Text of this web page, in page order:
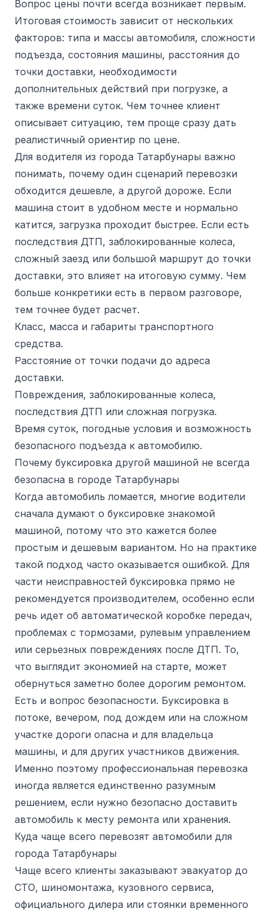
Вопрос цены почти всегда возникает первым.
Итоговая стоимость зависит от нескольких
факторов: типа и массы автомобиля, сложности
подъезда, состояния машины, расстояния до
точки доставки, необходимости
дополнительных действий при погрузке, а
также времени суток. Чем точнее клиент
описывает ситуацию, тем проще сразу дать
реалистичный ориентир по цене.
Для водителя из города Татарбунары важно
понимать, почему один сценарий перевозки
обходится дешевле, а другой дороже. Если
машина стоит в удобном месте и нормально
катится, загрузка проходит быстрее. Если есть
последствия ДТП, заблокированные колеса,
сложный заезд или большой маршрут до точки
доставки, это влияет на итоговую сумму. Чем
больше конкретики есть в первом разговоре,
тем точнее будет расчет.
Класс, масса и габариты транспортного
средства.
Расстояние от точки подачи до адреса
доставки.
Повреждения, заблокированные колеса,
последствия ДТП или сложная погрузка.
Время суток, погодные условия и возможность
безопасного подъезда к автомобилю.
Почему буксировка другой машиной не всегда
безопасна в городе Татарбунары
Когда автомобиль ломается, многие водители
сначала думают о буксировке знакомой
машиной, потому что это кажется более
простым и дешевым вариантом. Но на практике
такой подход часто оказывается ошибкой. Для
части неисправностей буксировка прямо не
рекомендуется производителем, особенно если
речь идет об автоматической коробке передач,
проблемах с тормозами, рулевым управлением
или серьезных повреждениях после ДТП. То,
что выглядит экономией на старте, может
обернуться заметно более дорогим ремонтом.
Есть и вопрос безопасности. Буксировка в
потоке, вечером, под дождем или на сложном
участке дороги опасна и для владельца
машины, и для других участников движения.
Именно поэтому профессиональная перевозка
иногда является единственно разумным
решением, если нужно безопасно доставить
автомобиль к месту ремонта или хранения.
Куда чаще всего перевозят автомобили для
города Татарбунары
Чаще всего клиенты заказывают эвакуатор до
СТО, шиномонтажа, кузовного сервиса,
официального дилера или стоянки временного